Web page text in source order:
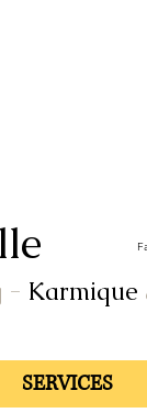
- Karmique
SERVICES